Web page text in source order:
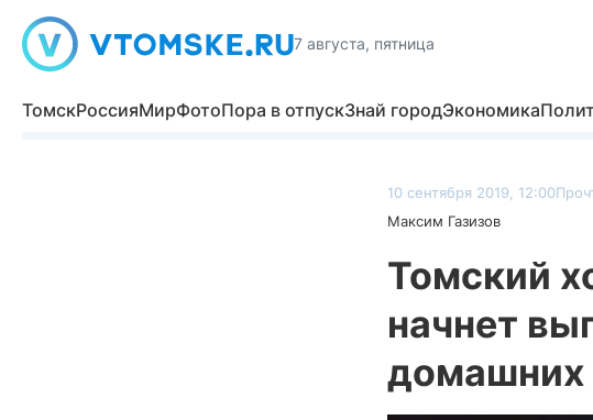
7 августа, пятница
ТомскРоссияМирФотоПора в отпускЗнай городЭкономика
10 сентября 2019, 12:00
Максим Газизов
Томский
начнет